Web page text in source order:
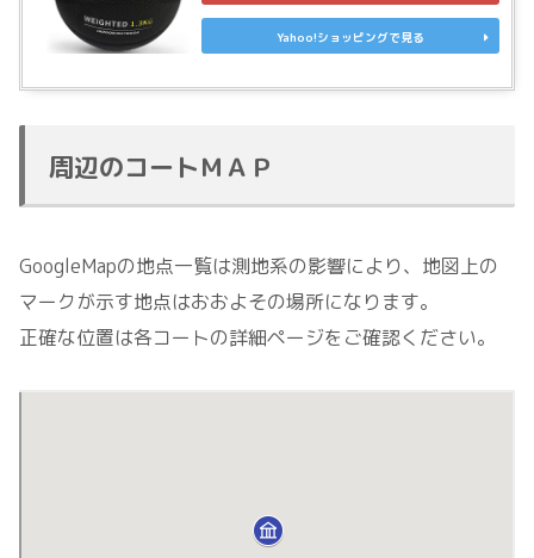
Yahoo!ショッピングで見る
周辺のコートＭＡＰ
GoogleMapの地点一覧は測地系の影響により、地図上の
マークが示す地点はおおよその場所になります。
正確な位置は各コートの詳細ページをご確認ください。